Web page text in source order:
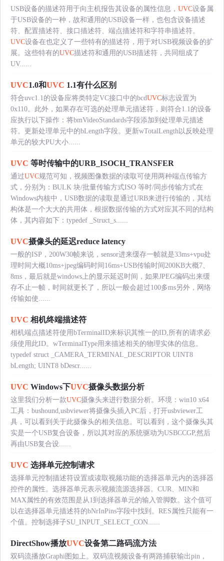
USB设备的描述符用于向主机报告其设备的属性信息， UVC设备属
于USB设备的一种，故和通用的USB设备一样，也包含设备描述
符、配置描述符、接口描述符、端点描述符和字符串描述符。
UVC设备在也定义了一些特有的描述符，用于对USB视频设备的扩
展。这些特有的UVC描述符和通用的USB描述符，共同组成了
UV......
UVC1.0和UVC 1.1有什么区别
符合uvc1.1的设备应将类特定VC接口中的bcdUVC标志设置为
0x110。此外，如果存在可选的处理单元描述符，则符合1.1的设备
应执行以下操作：将bmVideoStandards字段添加到处理单元描述
符。更新处理单元中的bLength字段。更新wTotalLength以反映处理
单元的较大PU大小......
UVC 等时传输中的URB_ISOCH_TRANSFER
通过UVC规范可知，视频图像数据的读取可使用两种端点传输方
式，分别为：BULK 块/批量传输方式ISO 等时/同步传输方式在
Windows内核中，USB数据的读取是通过URB来进行传输的，其结
构体是一个大大的共用体，根据数据传输的方式对应其不同的结构
体，其内容如下：typedef _Struct_s......
UVC摄像头的延迟reduce latency
一般的ISP，200W30帧来说，sensor进来缓存一帧就是33ms+vpu处
理时间大概10ms+jpeg编码时间16ms+USB传输时间200KB大概7、
8ms，最后就是windows上的显示延迟时间，如果JPEG编码出来缓
存不止一帧，时间就更长了，所以一般会超过100多ms另外，网络
传输如使......
UVC 相机终端描述符
相机端点描述符使用bTerminalID来标识其惟一的ID,所有的请求必
须使用此ID。wTerminalType用来描述相关的物理实体的信息。
typedef struct _CAMERA_TERMINAL_DESCRIPTOR UINT8
bLength; UINT8 bDescr......
UVC Windows下UVC摄像头数据分析
这里我们分析一款UVC摄像头来进行数据分析。环境：win10 x64
工具：bushound,usbviewer将摄像头插入PC后，打开usbviewer工
具，可以看到关于此摄像头的相关信息。可以看到，这个摄像头其
实是一个USB复合设备，所以其对应的系统驱动为USBCCGP,然后
再由USB复合设......
UVC 选择单元控制请求
选择单元控制描述符设置或读取视频功能的选择器单元内的选择器
控件的属性。选择器单元表示视频流源选择器。CUR、MIN和
MAX属性的有效范围是从1到选择器单元的输入管脚数。这个值可
以在选择器单元描述符的bNrInPins字段中找到。RES属性只能有一
个值。控制选择子SU_INPUT_SELECT_CON......
DirectShow播放UVC设备第二路码流方法
双码流播放Graphi图如上。双码流视频设备有两路捕获输出pin，